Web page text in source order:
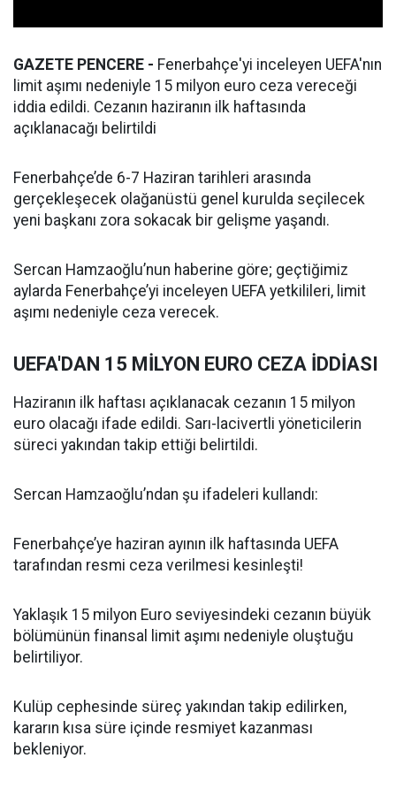
GAZETE PENCERE - Fenerbahçe'yi inceleyen UEFA'nın
limit aşımı nedeniyle 15 milyon euro ceza vereceği
iddia edildi. Cezanın haziranın ilk haftasında
açıklanacağı belirtildi
Fenerbahçe’de 6-7 Haziran tarihleri arasında
gerçekleşecek olağanüstü genel kurulda seçilecek
yeni başkanı zora sokacak bir gelişme yaşandı.
Sercan Hamzaoğlu’nun haberine göre; geçtiğimiz
aylarda Fenerbahçe’yi inceleyen UEFA yetkilileri, limit
aşımı nedeniyle ceza verecek.
UEFA'DAN 15 MİLYON EURO CEZA İDDİASI
Haziranın ilk haftası açıklanacak cezanın 15 milyon
euro olacağı ifade edildi. Sarı-lacivertli yöneticilerin
süreci yakından takip ettiği belirtildi.
Sercan Hamzaoğlu’ndan şu ifadeleri kullandı:
Fenerbahçe’ye haziran ayının ilk haftasında UEFA
tarafından resmi ceza verilmesi kesinleşti!
Yaklaşık 15 milyon Euro seviyesindeki cezanın büyük
bölümünün finansal limit aşımı nedeniyle oluştuğu
belirtiliyor.
Kulüp cephesinde süreç yakından takip edilirken,
kararın kısa süre içinde resmiyet kazanması
bekleniyor.